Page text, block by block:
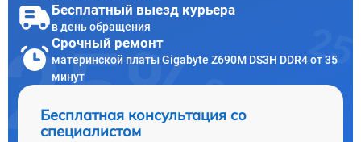
Бесплатный выезд курьера
в день обращения
Срочный ремонт
материнской платы Gigabyte Z690M DS3H DDR4 от 35
минут
Бесплатная консультация со
специалистом